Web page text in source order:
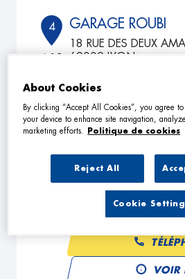
4 GARAGE ROUBI
18 RUE DES DEUX
69009 LYON
VOIR
TRADING
69100 VILLEURBANNE
VOIR
About Cookies
By clicking “Accept All Cookies”, you agree
your device to enhance site navigation,
marketing efforts.
Politique de cookies
Reject All
Cookie